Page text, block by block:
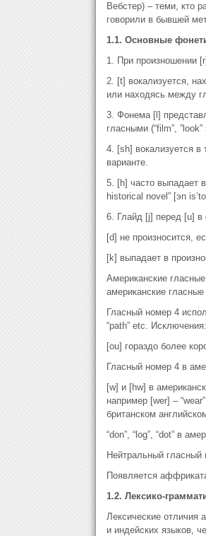
Вебстер) – теми, кто
говорили в бывшей
1.1. Основные
1. При произношении
2. [t] вокализуется,
или находясь между
3. Фонема [l]
гласными (“film”,
4. [sh] вокализуется в
варианте.
5. [h] часто выпадает
historical novel” [эn
6. Глайд [j] перед [u] в
[d] не произносится,
[k] выпадает в
Американские
американские
Гласный номер 4
“path” etc. Исключения:
[ou] гораздо более
Гласный номер 4 в
[w] и [hw] в
например [wer] –
британском
“don”, “log”, “dot” в
Нейтральный гласный
Появляется
1.2. Лексико-
Лексические отличия
и индейских языков,